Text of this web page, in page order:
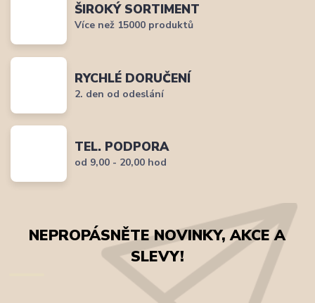
ŠIROKÝ SORTIMENT
Více než 15000 produktů
RYCHLÉ DORUČENÍ
2. den od odeslání
TEL. PODPORA
od 9,00 - 20,00 hod
NEPROPÁSNĚTE NOVINKY, AKCE A
SLEVY!